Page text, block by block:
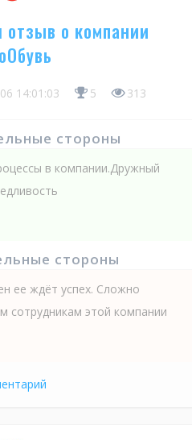
о компании
14:01:03 5 313
стороны
в компании.Дружный
стороны
ее ждёт успех. Сложно
сотрудникам этой компании